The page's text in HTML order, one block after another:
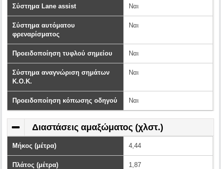
Σύστημα Lane assist Ναι
Σύστημα αυτόματου
φρεναρίσματος
Ναι
Προειδοποίηση τυφλού σημείου Ναι
Σύστημα αναγνώριση σημάτων
Κ.Ο.Κ.
Ναι
Προειδοποίηση κόπωσης οδηγού Ναι
Διαστάσεις αμαξώματος (χλστ.)
Μήκος (μέτρα) 4,44
Πλάτος (μέτρα) 1,87